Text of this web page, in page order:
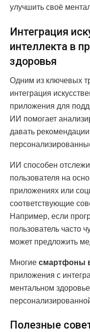
улучшить своё
Интеграция
интеллекта в
здоровья
Одним из ключевых
интеграция
приложения для
ИИ помогает
давать
ИИ способен
пользователя на
приложениях или
соответствующие
Например, если
пользователь часто
может предложить
Многие смартфоны
приложения с
ментальном
Полезные